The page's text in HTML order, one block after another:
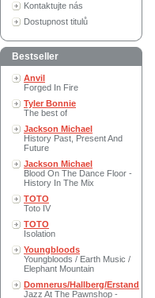
Kontaktujte nás
Dostupnost titulů
Bestseller
Anvil
Forged In Fire
Tyler Bonnie
The best of
Jackson Michael
History Past, Present And
Future
Jackson Michael
Blood On The Dance Floor -
History In The Mix
TOTO
Toto IV
TOTO
Isolation
Youngbloods
Youngbloods / Earth Music /
Elephant Mountain
Domnerus/Hallberg/Erstand
Jazz At The Pawnshop -